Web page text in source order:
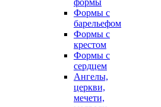
формы
Формы с
барельефом
Формы с
крестом
Формы с
сердцем
Ангелы,
церкви,
мечети,